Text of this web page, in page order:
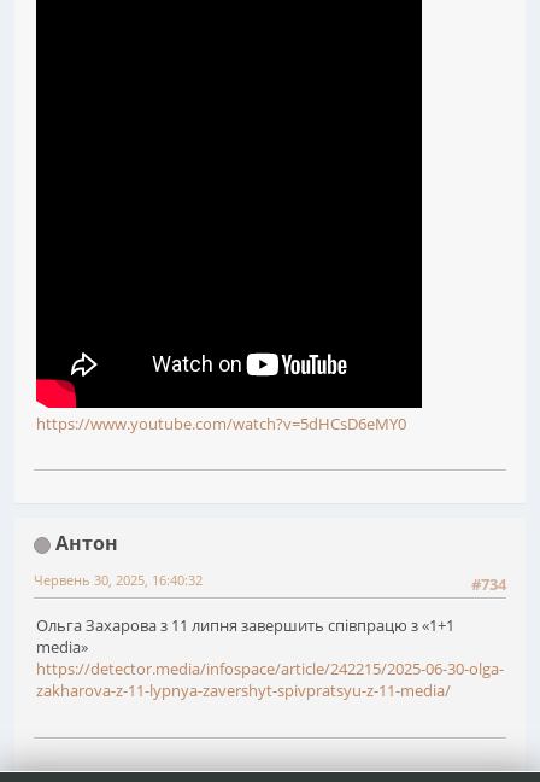
https://www.youtube.com/watch?v=5dHCsD6eMY0
Антон
#734
Червень 30, 2025, 16:40:32
Ольга Захарова з 11 липня завершить співпрацю з «1+1
media»
https://detector.media/infospace/article/242215/2025-06-30-olga-
zakharova-z-11-lypnya-zavershyt-spivpratsyu-z-11-media/